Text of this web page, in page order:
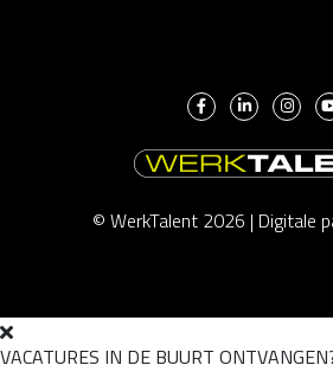
© WerkTalent 2026 | Digitale
VACATURES IN DE BUURT